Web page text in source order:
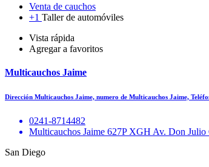
Venta de cauchos
+1 Taller de automóviles
Vista rápida
Agregar a favoritos
Multicauchos Jaime
Dirección Multicauchos Jaime, numero de Multicauchos Jaime,
0241-8714482
Multicauchos Jaime 627P XGH Av. Don Julio
San Diego